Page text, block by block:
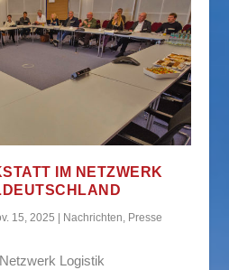
IM NETZWERK
15, 2025 Nachrichten, Presse
Logistik